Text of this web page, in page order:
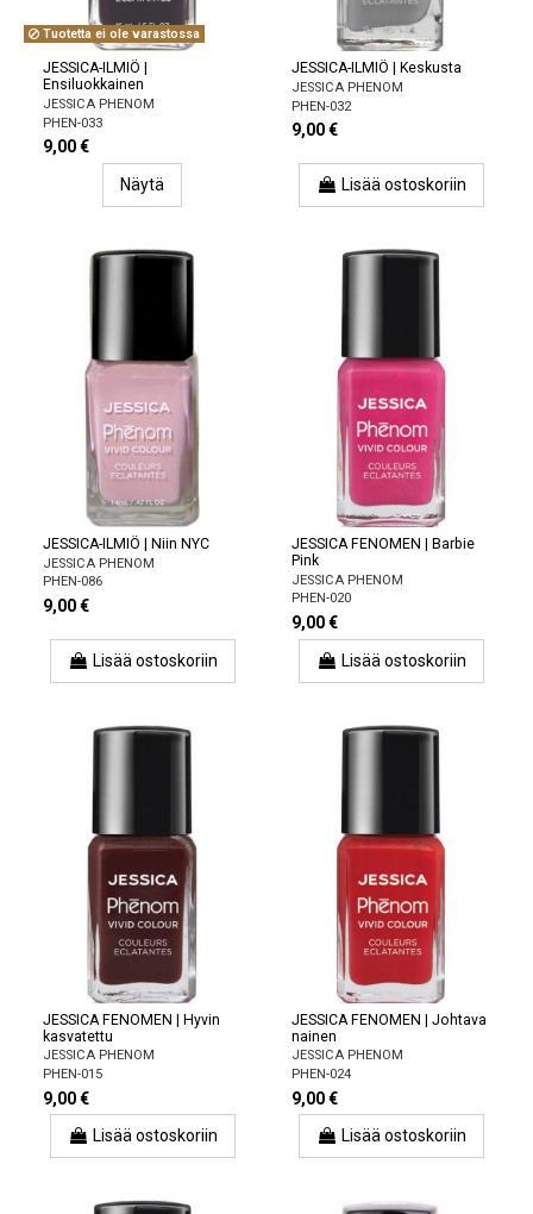
Tuotetta ei ole varastossa
JESSICA-ILMIÖ |
Ensiluokkainen
JESSICA PHENOM
PHEN-033
9,00 €
Näytä
JESSICA-ILMIÖ | Keskusta
JESSICA PHENOM
PHEN-032
9,00 €
Lisää ostoskoriin
JESSICA-ILMIÖ | Niin NYC
JESSICA PHENOM
PHEN-086
9,00 €
Lisää ostoskoriin
JESSICA FENOMEN | Barbie
Pink
JESSICA PHENOM
PHEN-020
9,00 €
Lisää ostoskoriin
JESSICA FENOMEN | Hyvin
kasvatettu
JESSICA PHENOM
PHEN-015
9,00 €
Lisää ostoskoriin
JESSICA FENOMEN | Johtava
nainen
JESSICA PHENOM
PHEN-024
9,00 €
Lisää ostoskoriin